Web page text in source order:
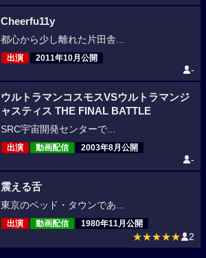
Cheerfu11y
都心から少し離れた片田舎...
出演 2011年10月公開
-
ウルトラマンコスモスVSウルトラマンジ
ャスティス THE FINAL BATTLE
SRC宇宙開発センターで...
出演 動画配信 2003年8月公開
-
震える舌
東京のベッド・タウンであ...
出演 動画配信 1980年11月公開
★★★★★ 2